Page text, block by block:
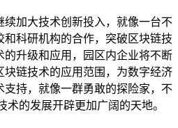
加大技术创新投入，就像一台不
和科研机构的合作，突破区块链技
升级和应用，园区内企业将不断
链技术的应用范围，为数字经济
支持，就像一群勇敢的探险家，不
术的发展开辟更加广阔的天地。